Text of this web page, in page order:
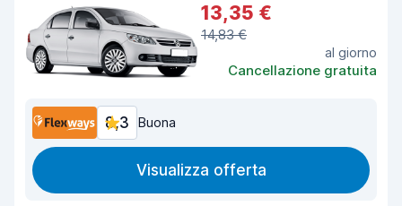
13,35 €
14,83 €
al giorno
Cancellazione gratuita
8,3 Buona
Visualizza offerta